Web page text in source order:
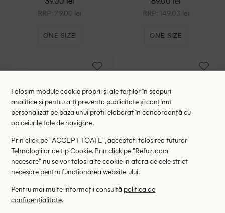
RRP: 79.00 lei
ONE SIZE
RRP: 149.00 lei
ONE SIZE
Încărcător solar pliabil 28W
4600mAh Re-load,
99.00 lei
Ventilator Kinzo, negru
Folosim module cookie proprii și ale terților în scopuri
analitice și pentru a-ți prezenta publicitate și conținut
personalizat pe baza unui profil elaborat în concordanță cu
obiceiurile tale de navigare.
Prin click pe "ACCEPT TOATE", acceptati folosirea tuturor
Tehnologiilor de tip Cookie. Prin click pe "Refuz, doar
necesare" nu se vor folosi alte cookie in afara de cele strict
necesare pentru functionarea website-ului.
Pentru mai multe informații consultă politica de
confidențialitate.